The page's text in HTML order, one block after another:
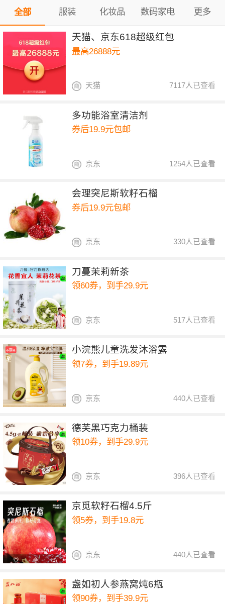
全部 服装 化妆品 数码家电 更多
天猫、京东618超级红包
最高26888元
7117人已查看
天猫
多功能浴室清洁剂
券后19.9元包邮
1254人已查看
京东
会理突尼斯软籽石榴
券后19.9元包邮
330人已查看
京东
刀蔓茉莉新茶
领60券，到手29.9元
517人已查看
京东
小浣熊儿童洗发沐浴露
领7券，到手19.89元
440人已查看
京东
德芙黑巧克力桶装
领10券，到手29.9元
396人已查看
京东
京觅软籽石榴4.5斤
领5券，到手19.8元
440人已查看
京东
盏如初人参燕窝炖6瓶
领90券，到手39.9元